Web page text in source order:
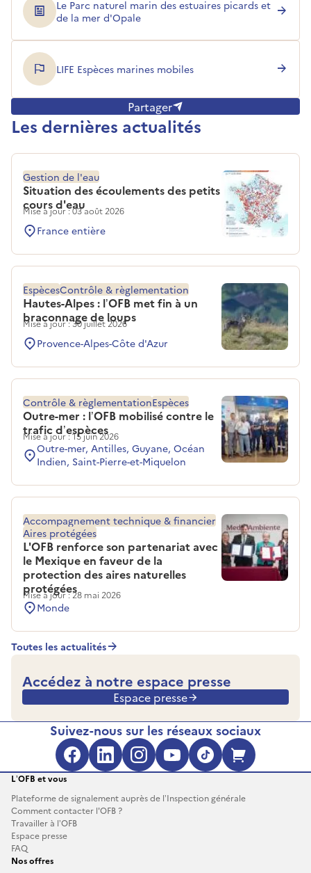
Le Parc naturel marin des estuaires picards et
de la mer d'Opale
LIFE Espèces marines mobiles
Partager
Les dernières actualités
Situation des écoulements des petits
cours d'eau
Gestion de l'eau
Mise à jour : 03 août 2026
France entière
Hautes-Alpes : l’OFB met fin à un
braconnage de loups
EspècesContrôle & règlementation
Mise à jour : 30 juillet 2026
Provence-Alpes-Côte d'Azur
Outre-mer : l’OFB mobilisé contre le
trafic d’espèces
Contrôle & règlementationEspèces
Mise à jour : 15 juin 2026
Outre-mer, Antilles, Guyane, Océan
Indien, Saint-Pierre-et-Miquelon
L'OFB renforce son partenariat avec
le Mexique en faveur de la
protection des aires naturelles
protégées
Accompagnement technique & financier
Aires protégées
Mise à jour : 28 mai 2026
Monde
Toutes les actualités
Accédez à notre espace presse
Espace presse
Suivez-nous sur les réseaux sociaux
Facebook (s'ouvre dans une
LinkedIn (s'ouvre dans
Instagram (s'ouvre
YouTube
TikTok
L’OFB et vous
Plateforme de signalement auprès de l’Inspection générale
Comment contacter l'OFB ?
Travailler à l’OFB
Espace presse
FAQ
Nos offres